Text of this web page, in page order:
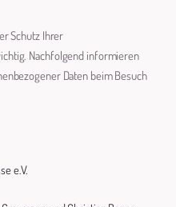
Schutz Ihrer
Nachfolgend informieren
Daten beim Besuch
e.V.